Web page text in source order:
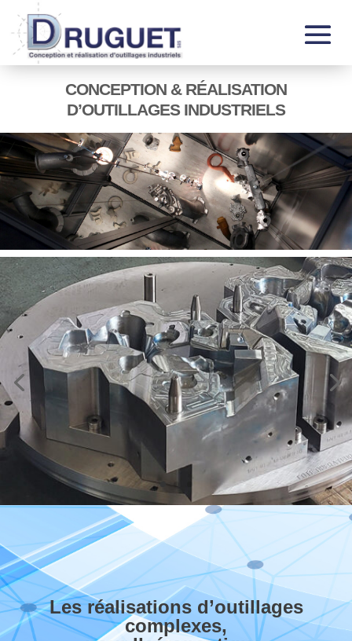
CONCEPTION & RÉALISATION
D’OUTILLAGES INDUSTRIELS
Les réalisations d’outillages
complexes,